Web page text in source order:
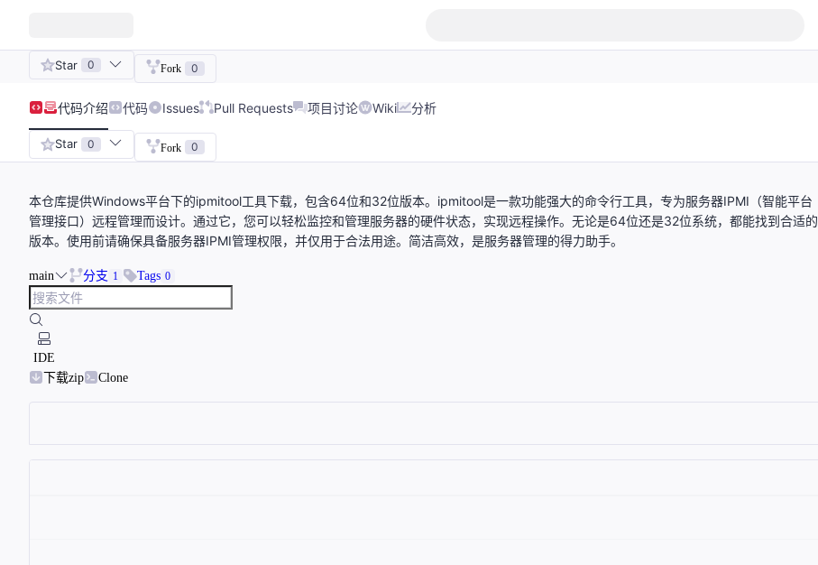
Star 0 Fork 0
代码介绍 代码 Issues Pull Requests 项目讨论 Wiki 分析
Star 0 Fork 0
本仓库提供Windows平台下的ipmitool工具下载，包含64位和32位版本。ipmitool是一款功能强大的命令行工具，专为服务器IPMI（智能平台
管理接口）远程管理而设计。通过它，您可以轻松监控和管理服务器的硬件状态，实现远程操作。无论是64位还是32位系统，都能找到合适的
版本。使用前请确保具备服务器IPMI管理权限，并仅用于合法用途。简洁高效，是服务器管理的得力助手。
main 分支 1 Tags 0
IDE
下载zip
Clone